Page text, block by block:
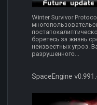
Winter Survivor
боретесь за жизнь
неизвестных угроз.
разрушенного...
SpaceEngine